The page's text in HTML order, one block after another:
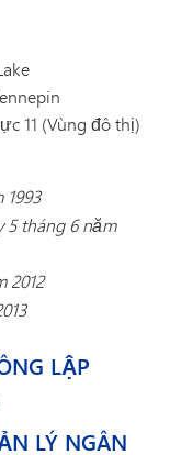
11 (Vùng đô thị)
1993
5 tháng 6 năm
2012
LẬP
LÝ NGÂN